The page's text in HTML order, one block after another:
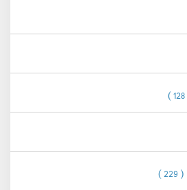
( 229 )